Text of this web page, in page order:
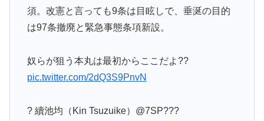
須。改憲と言っても9条は目眩しで、垂涎の目的
は97条撤廃と緊急事態条項新設。
奴らが狙う本丸は最初からここだよ??
pic.twitter.com/2dQ3S9PnvN
? 續池均（Kin Tsuzuike）@7SP???